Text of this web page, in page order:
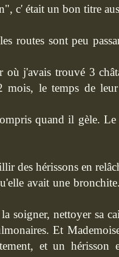
c' était un bon titre
routes sont peu
où j'avais trouvé 3
le temps de
quand il gèle.
des hérissons en
avait une
soigner, nettoyer sa
Et
et un hérisson